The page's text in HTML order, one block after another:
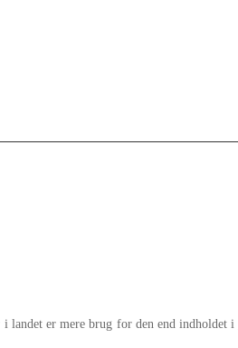
i landet er mere brug for den end indholdet i